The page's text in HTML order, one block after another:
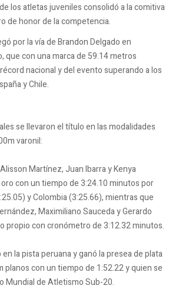
los atletas juveniles consolidó a la comitiva
de honor de la competencia.
por la vía de Brandon Delgado en
que con una marca de 59.14 metros
nacional y del evento superando a los
y Chile.
se llevaron el título en las modalidades
varonil:
Martínez, Juan Ibarra y Kenya
con un tiempo de 3:24.10 minutos por
y Colombia (3:25.66), mientras que
Maximiliano Sauceda y Gerardo
propio con cronómetro de 3:12.32 minutos.
la pista peruana y ganó la presea de plata
planos con un tiempo de 1:52.22 y quien se
Mundial de Atletismo Sub-20.